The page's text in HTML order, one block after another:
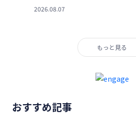
2026.08.07
もっと見る
おすすめ記事